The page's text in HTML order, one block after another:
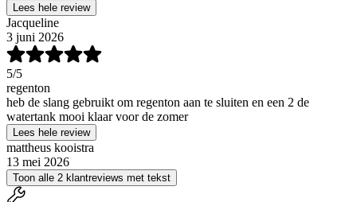
Lees hele review
Jacqueline
3 juni 2026
5/5
regenton
heb de slang gebruikt om regenton aan te sluiten en een 2 de
watertank mooi klaar voor de zomer
Lees hele review
mattheus kooistra
13 mei 2026
Toon alle 2 klantreviews met tekst